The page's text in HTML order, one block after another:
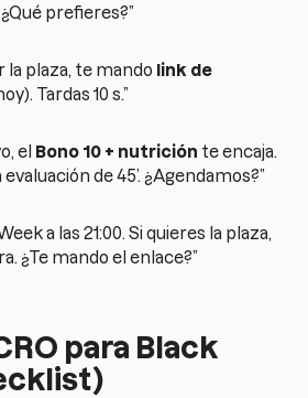
¿Qué prefieres?”
la plaza, te mando link de
Tardas 10 s.”
el Bono 10 + nutrición te encaja.
de 45’. ¿Agendamos?”
a las 21:00. Si quieres la plaza,
¿Te mando el enlace?”
para Black